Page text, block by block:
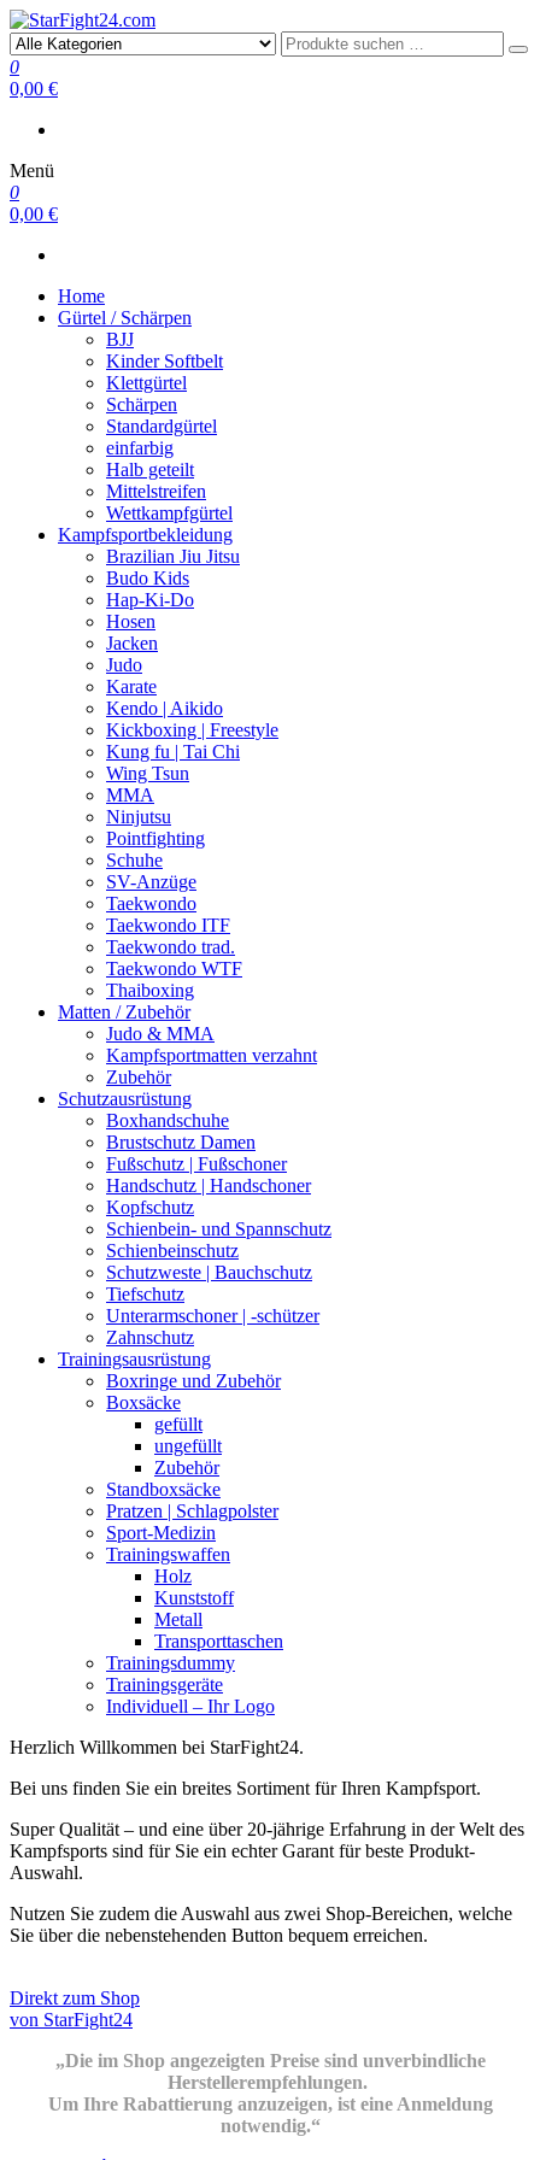
StarFight24.com
Kampfsportartikel
0
0,00 €
Menü
0
0,00 €
Home
Gürtel / Schärpen
BJJ
Kinder Softbelt
Klettgürtel
Schärpen
Standardgürtel
einfarbig
Halb geteilt
Mittelstreifen
Wettkampfgürtel
Kampfsportbekleidung
Brazilian Jiu Jitsu
Budo Kids
Hap-Ki-Do
Hosen
Jacken
Judo
Karate
Kendo | Aikido
Kickboxing | Freestyle
Kung fu | Tai Chi
Wing Tsun
MMA
Ninjutsu
Pointfighting
Schuhe
SV-Anzüge
Taekwondo
Taekwondo ITF
Taekwondo trad.
Taekwondo WTF
Thaiboxing
Matten / Zubehör
Judo & MMA
Kampfsportmatten verzahnt
Zubehör
Schutzausrüstung
Boxhandschuhe
Brustschutz Damen
Fußschutz | Fußschoner
Handschutz | Handschoner
Kopfschutz
Schienbein- und Spannschutz
Schienbeinschutz
Schutzweste | Bauchschutz
Tiefschutz
Unterarmschoner | -schützer
Zahnschutz
Trainingsausrüstung
Boxringe und Zubehör
Boxsäcke
gefüllt
ungefüllt
Zubehör
Standboxsäcke
Pratzen | Schlagpolster
Sport-Medizin
Trainingswaffen
Holz
Kunststoff
Metall
Transporttaschen
Trainingsdummy
Trainingsgeräte
Individuell – Ihr Logo
Herzlich Willkommen bei StarFight24.
Bei uns finden Sie ein breites Sortiment für Ihren Kampfsport.
Super Qualität – und eine über 20-jährige Erfahrung in der Welt des
Kampfsports sind für Sie ein echter Garant für beste Produkt-
Auswahl.
Nutzen Sie zudem die Auswahl aus zwei Shop-Bereichen, welche
Sie über die nebenstehenden Button bequem erreichen.
Direkt zum Shop
von StarFight24
„Die im Shop angezeigten Preise sind unverbindliche
Herstellerempfehlungen.
Um Ihre Rabattierung anzuzeigen, ist eine Anmeldung
notwendig.“